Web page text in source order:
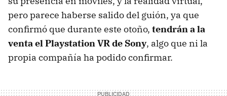
pero parece haberse salido del guión, ya que
confirmó que durante este otoño, tendrán a la
venta el Playstation VR de Sony, algo que ni la
propia compañía ha podido confirmar.